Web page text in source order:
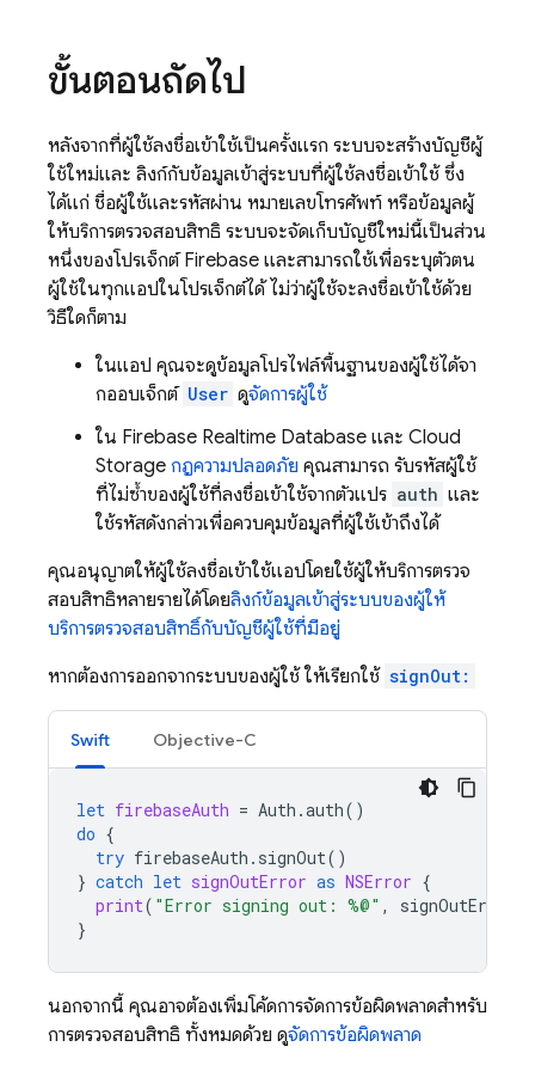
ขั้นตอนถัดไป
หลังจากที่ผู้ใช้ลงชื่อเข้าใช้เป็นครั้งแรก ระบบจะสร้างบัญชีผู้
ใช้ใหม่และ ลิงก์กับข้อมูลเข้าสู่ระบบที่ผู้ใช้ลงชื่อเข้าใช้ ซึ่ง
ได้แก่ ชื่อผู้ใช้และรหัสผ่าน หมายเลขโทรศัพท์ หรือข้อมูลผู้
ให้บริการตรวจสอบสิทธิ์ ระบบจะจัดเก็บบัญชีใหม่นี้เป็นส่วน
หนึ่งของโปรเจ็กต์ Firebase และสามารถใช้เพื่อระบุตัวตน
ผู้ใช้ในทุกแอปในโปรเจ็กต์ได้ ไม่ว่าผู้ใช้จะลงชื่อเข้าใช้ด้วย
วิธีใดก็ตาม
ในแอป คุณจะดูข้อมูลโปรไฟล์พื้นฐานของผู้ใช้ได้จา
กออบเจ็กต์ User ดูจัดการผู้ใช้
ใน Firebase Realtime Database และ Cloud
Storage กฎความปลอดภัย คุณสามารถ รับรหัสผู้ใช้
ที่ไม่ซ้ำของผู้ใช้ที่ลงชื่อเข้าใช้จากตัวแปร auth และ
ใช้รหัสดังกล่าวเพื่อควบคุมข้อมูลที่ผู้ใช้เข้าถึงได้
คุณอนุญาตให้ผู้ใช้ลงชื่อเข้าใช้แอปโดยใช้ผู้ให้บริการตรวจ
สอบสิทธิ์หลายรายได้โดยลิงก์ข้อมูลเข้าสู่ระบบของผู้ให้
บริการตรวจสอบสิทธิ์กับบัญชีผู้ใช้ที่มีอยู่
หากต้องการออกจากระบบของผู้ใช้ ให้เรียกใช้ signOut:
Swift Objective-C
let firebaseAuth = Auth .auth()
do {
try firebaseAuth . signOut()
} catch let signOutError as NSError {
print( "Error signing out: %@" , signOutError
}
นอกจากนี้ คุณอาจต้องเพิ่มโค้ดการจัดการข้อผิดพลาดสำหรับ
การตรวจสอบสิทธิ์ ทั้งหมดด้วย ดูจัดการข้อผิดพลาด